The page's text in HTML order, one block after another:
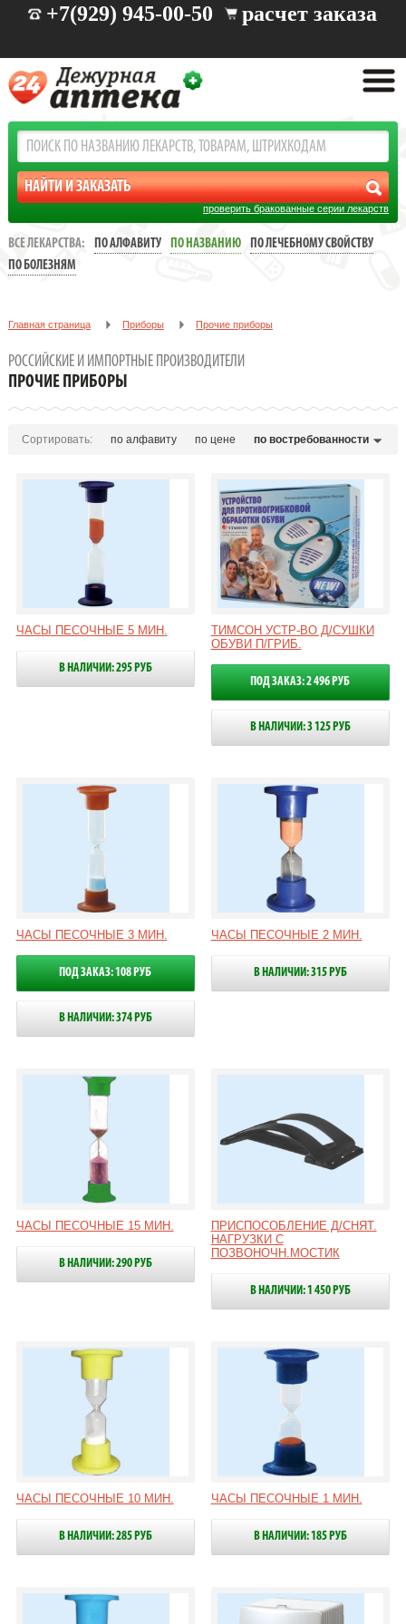
+7(929) 945-00-50 расчет заказа
проверить бракованные серии лекарств
ВСЕ ЛЕКАРСТВА: ПО АЛФАВИТУ ПО НАЗВАНИЮ
ПО ЛЕЧЕБНОМУ СВОЙСТВУ
ПО БОЛЕЗНЯМ
Главная страница Приборы Прочие приборы
РОССИЙСКИЕ И ИМПОРТНЫЕ ПРОИЗВОДИТЕЛИ
ПРОЧИЕ ПРИБОРЫ
Сортировать: по алфавиту по цене по востребованности
ЧАСЫ ПЕСОЧНЫЕ 5 МИН.
В НАЛИЧИИ: 295 РУБ
ТИМСОН УСТР-ВО Д/СУШКИ
ОБУВИ П/ГРИБ.
ПОД ЗАКАЗ: 2 496 РУБ
В НАЛИЧИИ: 3 125 РУБ
ЧАСЫ ПЕСОЧНЫЕ 3 МИН.
ПОД ЗАКАЗ: 108 РУБ
В НАЛИЧИИ: 374 РУБ
ЧАСЫ ПЕСОЧНЫЕ 2 МИН.
В НАЛИЧИИ: 315 РУБ
ЧАСЫ ПЕСОЧНЫЕ 15 МИН.
В НАЛИЧИИ: 290 РУБ
ПРИСПОСОБЛЕНИЕ Д/СНЯТ.
НАГРУЗКИ С
ПОЗВОНОЧН.МОСТИК
В НАЛИЧИИ: 1 450 РУБ
ЧАСЫ ПЕСОЧНЫЕ 10 МИН.
В НАЛИЧИИ: 285 РУБ
ЧАСЫ ПЕСОЧНЫЕ 1 МИН.
В НАЛИЧИИ: 185 РУБ